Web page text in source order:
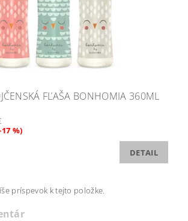
FĽAŠA BONHOMIA 360ML
%)
DETAIL
príspevok k tejto položke.